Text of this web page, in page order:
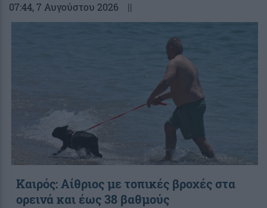
07:44, 7 Αυγούστου 2026 ||
Καιρός: Αίθριος με τοπικές βροχές στα
ορεινά και έως 38 βαθμούς